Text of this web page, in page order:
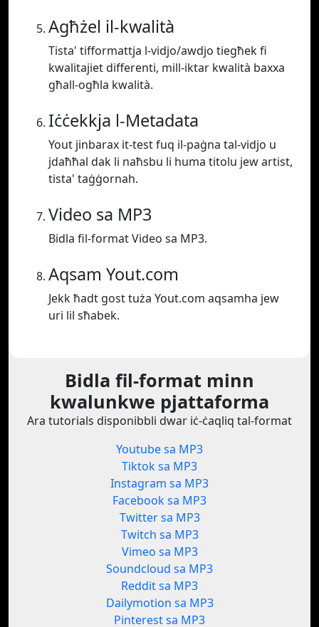
Agħżel il-kwalità
Tista' tifformattja l-vidjo/awdjo tiegħek fi
kwalitajiet differenti, mill-iktar kwalità baxxa
għall-ogħla kwalità.
Iċċekkja l-Metadata
Yout jinbarax it-test fuq il-paġna tal-vidjo u
jdaħħal dak li naħsbu li huma titolu jew artist,
tista' taġġornah.
Video sa MP3
Bidla fil-format Video sa MP3.
Aqsam Yout.com
Jekk ħadt gost tuża Yout.com aqsamha jew
uri lil sħabek.
Bidla fil-format minn
kwalunkwe pjattaforma
Ara tutorials disponibbli dwar iċ-ċaqliq tal-format
Youtube sa MP3
Tiktok sa MP3
Instagram sa MP3
Facebook sa MP3
Twitter sa MP3
Twitch sa MP3
Vimeo sa MP3
Soundcloud sa MP3
Reddit sa MP3
Dailymotion sa MP3
Pinterest sa MP3